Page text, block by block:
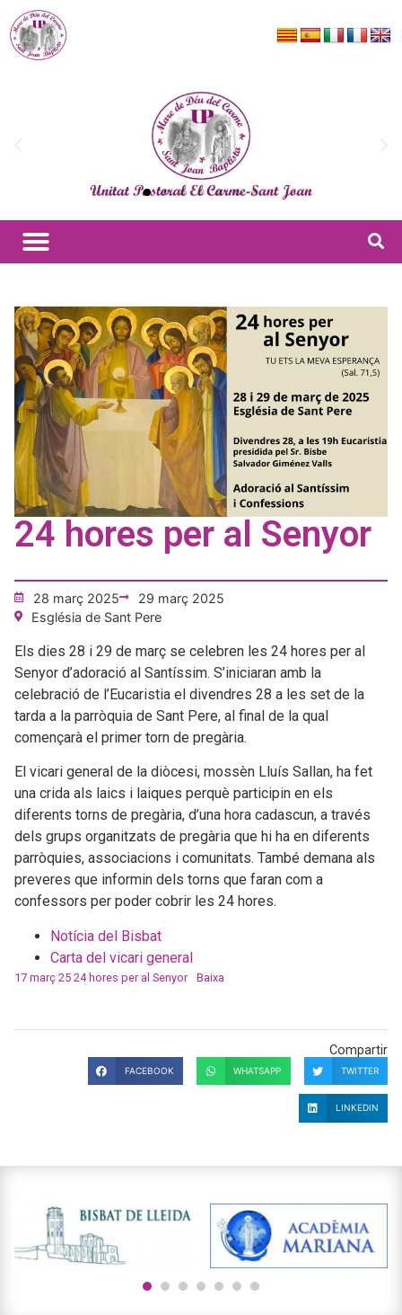
24 hores per al Senyor
28 març 2025
29 març 2025
Església de Sant Pere
Els dies 28 i 29 de març se celebren les 24 hores per al
Senyor d’adoració al Santíssim. S’iniciaran amb la
celebració de l’Eucaristia el divendres 28 a les set de la
tarda a la parròquia de Sant Pere, al final de la qual
començarà el primer torn de pregària.
El vicari general de la diòcesi, mossèn Lluís Sallan, ha fet
una crida als laics i laiques perquè participin en els
diferents torns de pregària, d’una hora cadascun, a través
dels grups organitzats de pregària que hi ha en diferents
parròquies, associacions i comunitats. També demana als
preveres que informin dels torns que faran com a
confessors per poder cobrir les 24 hores.
Notícia del Bisbat
Carta del vicari general
17 març 25 24 hores per al Senyor Baixa
Compartir
FACEBOOK WHATSAPP TWITTER
LINKEDIN